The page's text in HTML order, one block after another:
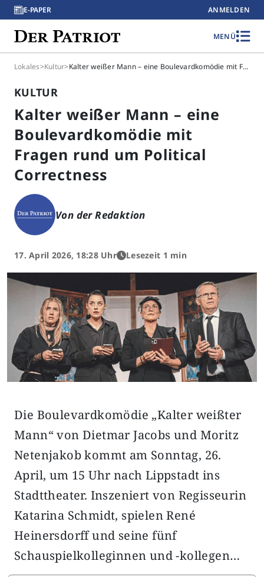
E-PAPER ANMELDEN
MENÜ
Lokales>Kultur> Kalter weißer Mann – eine Boulevardkomödie mit Fragen rund um Political Correctness
KULTUR
Kalter weißer Mann – eine
Boulevardkomödie mit
Fragen rund um Political
Correctness
Von der Redaktion
17. April 2026, 18:28 Uhr Lesezeit 1 min
Die Boulevardkomödie „Kalter weißter
Mann“ von Dietmar Jacobs und Moritz
Netenjakob kommt am Sonntag, 26.
April, um 15 Uhr nach Lippstadt ins
Stadttheater. Inszeniert von Regisseurin
Katarina Schmidt, spielen René
Heinersdorff und seine fünf
Schauspielkolleginnen und -kollegen…